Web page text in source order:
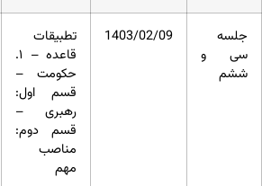
جلسه
سی و
ششم
1403/02/09
تطبیقات
قاعده – ۱.
حکومت –
قسم اول:
رهبری –
قسم دوم:
مناصب
مهم